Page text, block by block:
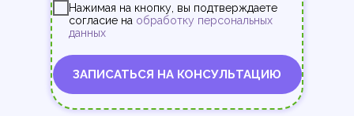
Нажимая на кнопку, вы подтверждаете
согласие на обработку персональных
данных
ЗАПИСАТЬСЯ НА КОНСУЛЬТАЦИЮ